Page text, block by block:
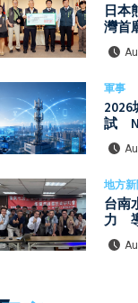
日本
灣首
災後
軍事
2026
試
國家
地方
台南
力
保檢